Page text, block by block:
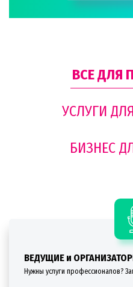
ВСЕ ДЛЯ
УСЛУГИ
БИЗНЕС
ВЕДУЩИЕ и
Нужны услуги профессионалов?